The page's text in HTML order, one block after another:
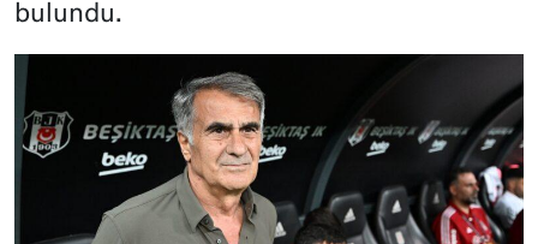
bulundu.